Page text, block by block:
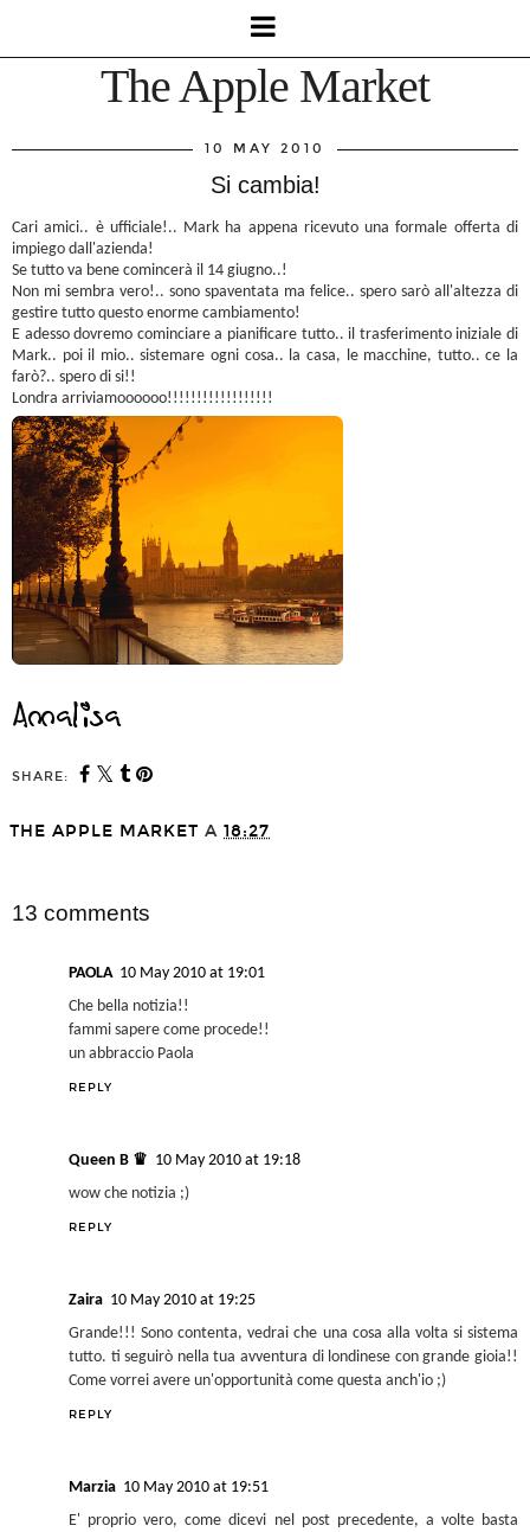
The Apple Market
10 MAY 2010
Si cambia!
Cari amici.. è ufficiale!.. Mark ha appena ricevuto una formale offerta di
impiego dall'azienda!
Se tutto va bene comincerà il 14 giugno..!
Non mi sembra vero!.. sono spaventata ma felice.. spero sarò all'altezza di
gestire tutto questo enorme cambiamento!
E adesso dovremo cominciare a pianificare tutto.. il trasferimento iniziale di
Mark.. poi il mio.. sistemare ogni cosa.. la casa, le macchine, tutto.. ce la
farò?.. spero di si!!
Londra arriviamoooooo!!!!!!!!!!!!!!!!!!
SHARE:
THE APPLE MARKET A 18:27
13 comments
PAOLA 10 May 2010 at 19:01
Che bella notizia!!
fammi sapere come procede!!
un abbraccio Paola
REPLY
Queen B ♛ 10 May 2010 at 19:18
wow che notizia ;)
REPLY
Zaira 10 May 2010 at 19:25
Grande!!! Sono contenta, vedrai che una cosa alla volta si sistema
tutto. ti seguirò nella tua avventura di londinese con grande gioia!!
Come vorrei avere un'opportunità come questa anch'io ;)
REPLY
Marzia 10 May 2010 at 19:51
E' proprio vero, come dicevi nel post precedente, a volte basta